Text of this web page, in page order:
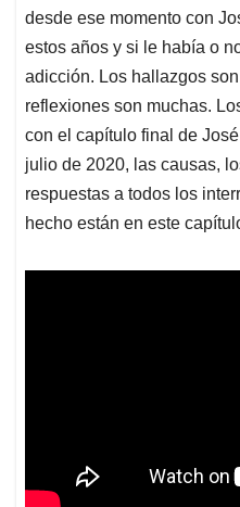
desde ese momento con
estos años y si le había o
adicción. Los hallazgos
reflexiones son muchas.
con el capítulo final de
julio de 2020, las causas,
respuestas a todos los
hecho están en este